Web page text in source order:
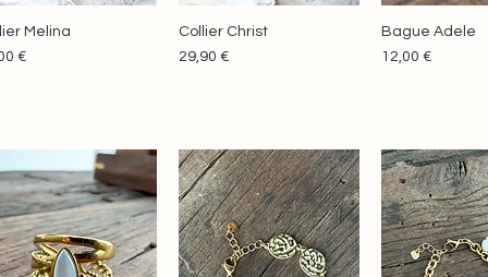
Aperçu rapide
Melina
€
Aperçu rapide
Collier Christ
Prix
29,90 €
Aperçu
Bague Adele
Prix
12,00 €